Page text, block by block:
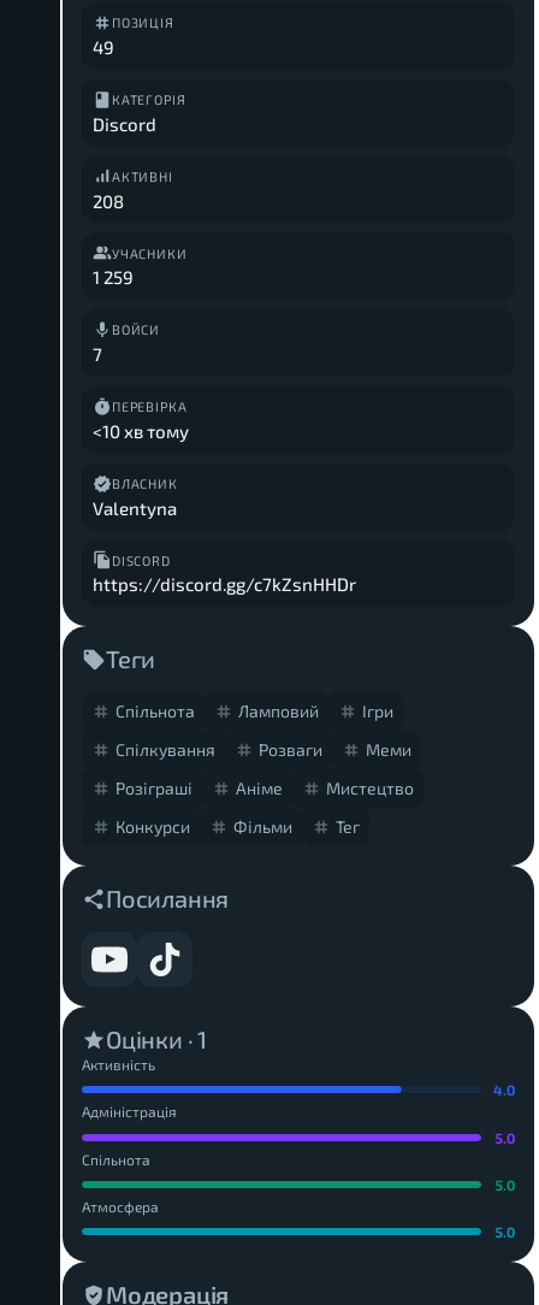
ПОЗИЦІЯ
49
КАТЕГОРІЯ
Discord
АКТИВНІ
208
УЧАСНИКИ
1 259
ВОЙСИ
7
ПЕРЕВІРКА
<10 хв тому
ВЛАСНИК
Valentyna
DISCORD
https://discord.gg/c7kZsnHHDr
Теги
Спільнота Ламповий
Ігри
Спілкування
Розваги
Меми
Розіграші
Аніме
Мистецтво
Конкурси
Фільми Тег
Посилання
Оцінки ·1
Активність
4.0
Адміністрація
5.0
Спільнота
5.0
Атмосфера
5.0
Модерація